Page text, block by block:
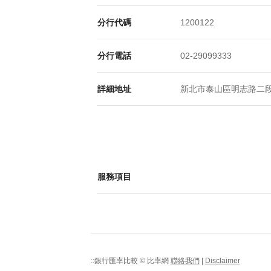
分行代碼 1200122
分行電話 02-29099333
詳細地址 新北市泰山區明志路二
服務項目
::銀行匯率比較 © 比率網 聯絡我們 Disclaimer